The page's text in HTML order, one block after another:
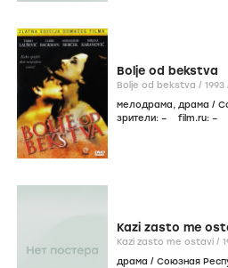
Bolje od bekstva
Bolje od bekstva / 1993
мелодрама, драма /
зрители: – film.ru: –
Kazi zasto me
Kazi zasto me ostavi /
драма / Союзная